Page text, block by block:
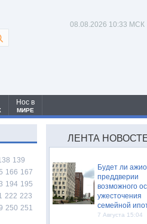
08.08.2026 10:33 МСК
Нос в
МИРЕ
139
166 167
194 195
222 223
250 251
ЛЕНТА
Будет ли
преддверии
возможного
ужесточения
семейной
7 Августа 15:04